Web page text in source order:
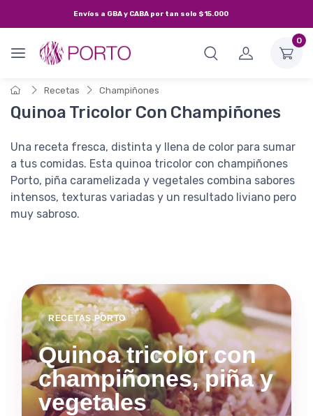
Envíos a GBA y CABA por tan solo $15.000
0
Recetas Champiñones
Quinoa Tricolor Con Champiñones
Una receta fresca, distinta y llena de color para sumar
a tus comidas. Esta quinoa tricolor con champiñones
Porto, piña caramelizada y vegetales combina sabores
intensos, texturas variadas y un resultado liviano pero
muy sabroso.
RECETAS PORTO
Quinoa tricolor con
champiñones, piña y
vegetales